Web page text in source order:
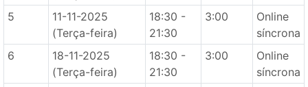
5
11-11-2025
(Terça-feira)
18:30 -
21:30
3:00
Online
síncrona
6
18-11-2025
(Terça-feira)
18:30 -
21:30
3:00
Online
síncrona